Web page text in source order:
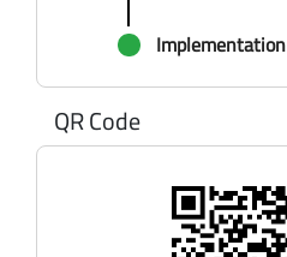
Implementation
QR Code